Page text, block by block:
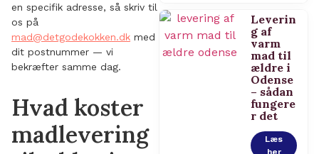
en specifik adresse, så skriv til
os på
mad@detgodekokken.dk med
dit postnummer — vi
bekræfter samme dag.
Hvad koster
madlevering
Leverin
g af
varm
mad til
ældre i
Odense
– sådan
fungere
r det
Læs
her